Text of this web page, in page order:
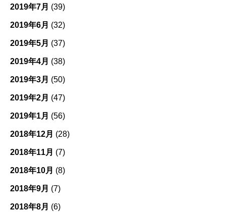
2019年7月 (39)
2019年6月 (32)
2019年5月 (37)
2019年4月 (38)
2019年3月 (50)
2019年2月 (47)
2019年1月 (56)
2018年12月 (28)
2018年11月 (7)
2018年10月 (8)
2018年9月 (7)
2018年8月 (6)